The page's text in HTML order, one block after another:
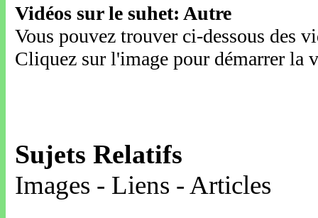
Vidéos sur le suhet: Autre
Vous pouvez trouver ci-dessous des
Cliquez sur l'image pour démarrer la
Sujets Relatifs
Images - Liens - Articles